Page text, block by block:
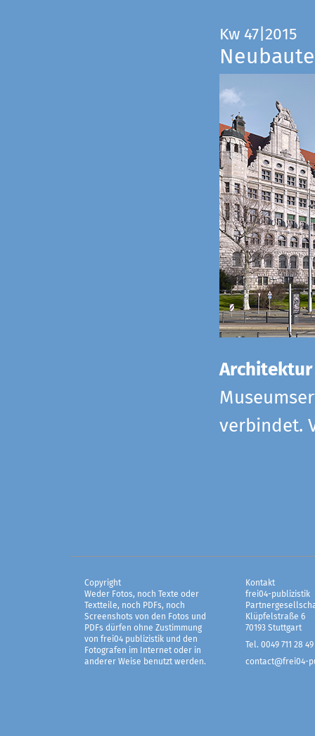
Kw 47|2015
verbindet.
Copyright
Weder Fotos, noch Texte oder
Textteile, noch PDFs, noch
Screenshots von den Fotos und
PDFs dürfen ohne Zustimmung
von frei04 publizistik und den
Fotografen im Internet oder in
anderer Weise benutzt werden.
Kontakt
frei04-publizistik
Klüpfelstraße 6
70193 Stuttgart
Tel. 0049 711 28 49
contact@frei04-